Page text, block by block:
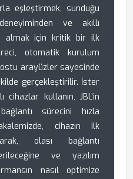
eşleştirmek, sunduğu
ve akıllı
almak için kritik bir ilk
otomatik kurulum
arayüzler sayesinde
gerçekleştirilir. İster
kullanın, JBL’in
sürecini hızla
cihazın ilk
olası bağlantı
ve yazılım
nasıl optimize